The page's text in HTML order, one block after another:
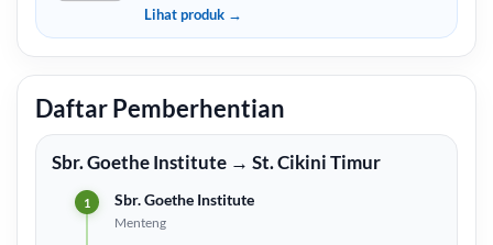
Lihat produk →
Daftar Pemberhentian
Sbr. Goethe Institute → St. Cikini Timur
Sbr. Goethe Institute
Menteng